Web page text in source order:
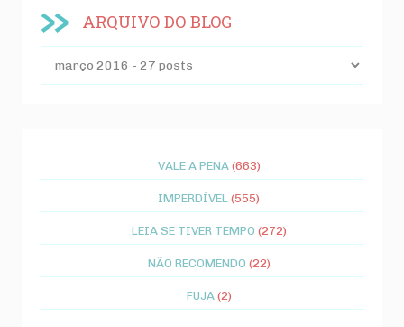
ARQUIVO DO BLOG
VALE A PENA (663)
IMPERDÍVEL (555)
LEIA SE TIVER TEMPO (272)
NÃO RECOMENDO (22)
FUJA (2)